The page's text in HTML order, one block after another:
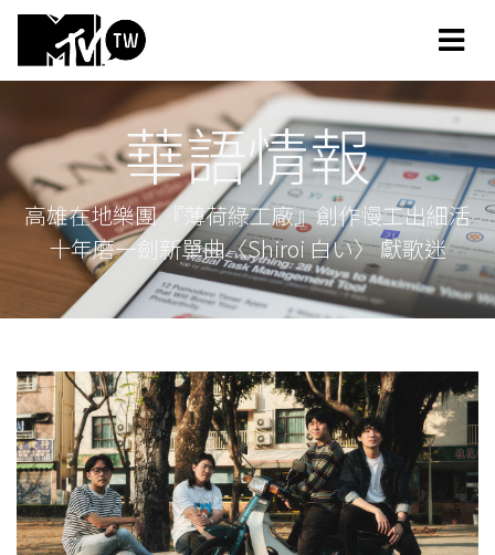
華語情報
高雄在地樂團 『薄荷綠工廠』創作慢工出細活
十年磨一劍新單曲〈Shiroi 白い〉 獻歌迷